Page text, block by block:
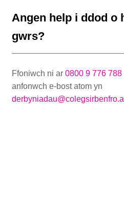
Angen help i ddod o
gwrs?
Ffoniwch ni ar 0800 9 776 788
anfonwch e-bost atom yn